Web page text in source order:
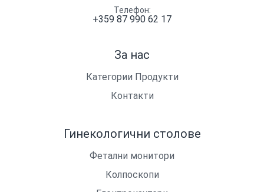
За нас
Категории Продукти
Контакти
Гинекологични столове
Фетални монитори
Колпоскопи
Телефон
+359 87 990 62 17